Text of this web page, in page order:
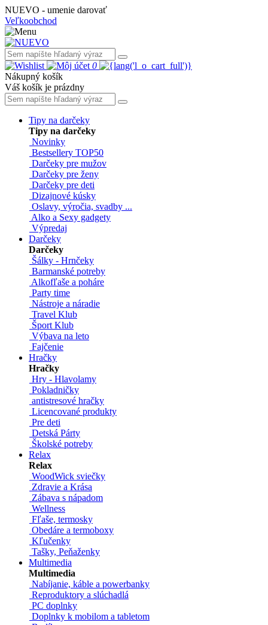
NUEVO - umenie darovať
Veľkoobchod
0
Nákupný košík
Váš košík je prázdny
Tipy na darčeky
Tipy na darčeky
Novinky
Bestsellery TOP50
Darčeky pre mužov
Darčeky pre ženy
Darčeky pre deti
Dizajnové kúsky
Oslavy, výročia, svadby ...
Alko a Sexy gadgety
Výpredaj
Darčeky
Darčeky
Šálky - Hrnčeky
Barmanské potreby
Alkofľaše a poháre
Party time
Nástroje a náradie
Travel Klub
Šport Klub
Výbava na leto
Fajčenie
Hračky
Hračky
Hry - Hlavolamy
Pokladničky
antistresové hračky
Licencované produkty
Pre deti
Detská Párty
Školské potreby
Relax
Relax
WoodWick sviečky
Zdravie a Krása
Zábava s nápadom
Wellness
Fľaše, termosky
Obedáre a termoboxy
Kľučenky
Tašky, Peňaženky
Multimedia
Multimedia
Nabíjanie, káble a powerbanky
Reproduktory a slúchadlá
PC doplnky
Doplnky k mobilom a tabletom